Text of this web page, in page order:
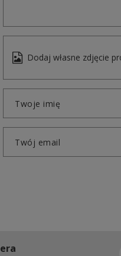
Dodaj własne zdjęcie
Twoje imię
Twój email